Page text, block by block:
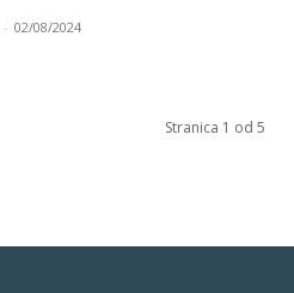
- 02/08/2024
Stranica 1 od 5